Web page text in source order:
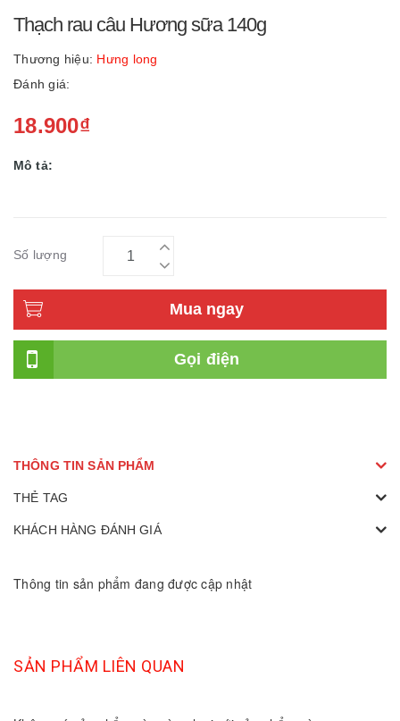
Thạch rau câu Hương sữa 140g
Thương hiệu: Hưng long
Đánh giá:
18.900₫
Mô tả:
Số lượng
Mua ngay
Gọi điện
THÔNG TIN SẢN PHẨM
THẺ TAG
KHÁCH HÀNG ĐÁNH GIÁ
Thông tin sản phẩm đang được cập nhật
SẢN PHẨM LIÊN QUAN